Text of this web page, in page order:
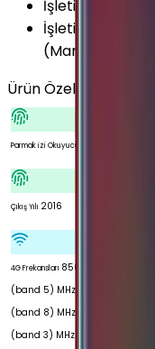
İşletim Sistemi
İşletim Sistemi
(Marshmallow)
Ürün Özellikleri
Parmak izi Okuyucu
Çıkış Yılı 2016
4G Frekansları 850
(band 5) MHz 900
(band 8) MHz 1800
(band 3) MHz 2100